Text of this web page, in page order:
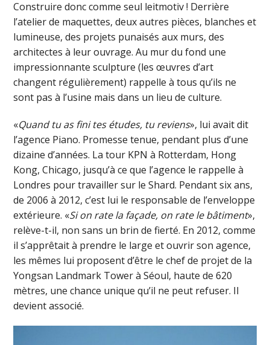
Construire donc comme seul leitmotiv ! Derrière
l’atelier de maquettes, deux autres pièces, blanches et
lumineuse, des projets punaisés aux murs, des
architectes à leur ouvrage. Au mur du fond une
impressionnante sculpture (les œuvres d’art
changent régulièrement) rappelle à tous qu’ils ne
sont pas à l’usine mais dans un lieu de culture.
«Quand tu as fini tes études, tu reviens», lui avait dit
l’agence Piano. Promesse tenue, pendant plus d’une
dizaine d’années. La tour KPN à Rotterdam, Hong
Kong, Chicago, jusqu’à ce que l’agence le rappelle à
Londres pour travailler sur le Shard. Pendant six ans,
de 2006 à 2012, c’est lui le responsable de l’enveloppe
extérieure. «Si on rate la façade, on rate le bâtiment»,
relève-t-il, non sans un brin de fierté. En 2012, comme
il s’apprêtait à prendre le large et ouvrir son agence,
les mêmes lui proposent d’être le chef de projet de la
Yongsan Landmark Tower à Séoul, haute de 620
mètres, une chance unique qu’il ne peut refuser. Il
devient associé.